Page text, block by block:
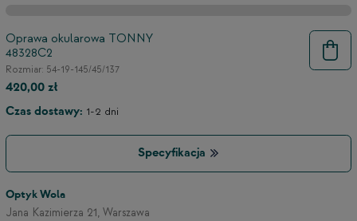
Oprawa okularowa TONNY
48328C2
Rozmiar: 54-19-145/45/137
420,00 zł
Czas dostawy: 1-2 dni
Specyfikacja
Optyk Wola
Jana Kazimierza 21, Warszawa